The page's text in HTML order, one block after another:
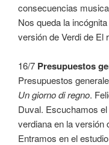
consecuencias
Nos queda la
versión de Verdi de El
16/7 Presupuestos
Presupuestos
Un giorno di regno.
Duval. Escuchamos
verdiana en la versión
Entramos en el